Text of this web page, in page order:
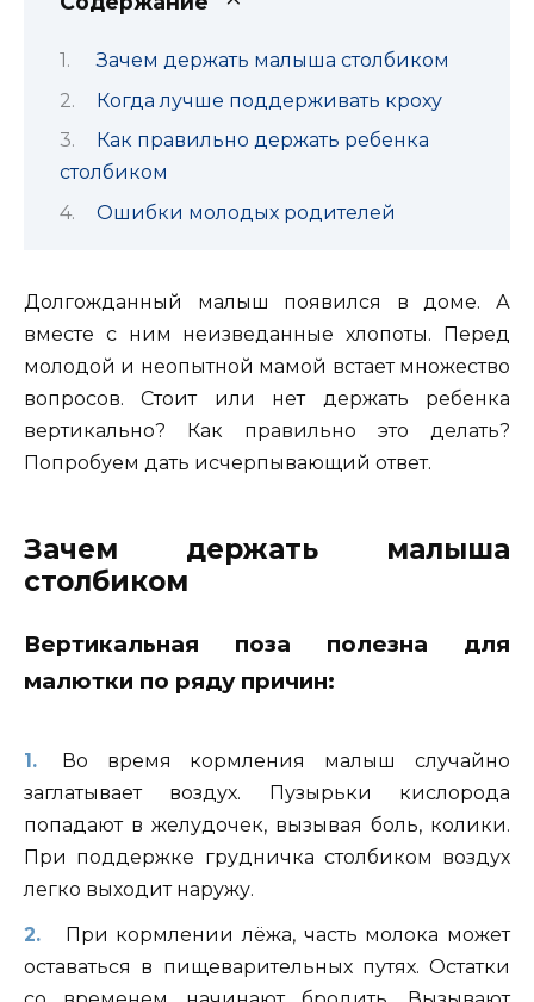
Зачем держать малыша столбиком
Когда лучше поддерживать кроху
Как правильно держать ребенка
столбиком
Ошибки молодых родителей
Долгожданный малыш появился в доме. А
вместе с ним неизведанные хлопоты. Перед
молодой и неопытной мамой встает множество
вопросов.Стоит или нет держать ребенка
вертикально? Как правильно это делать?
Попробуем дать исчерпывающий ответ.
Зачем держать малыша
столбиком
Вертикальная поза полезна для
малютки по ряду причин:
Во время кормления малыш случайно
заглатывает воздух. Пузырьки кислорода
попадают в желудочек, вызывая боль, колики.
При поддержке грудничка столбиком воздух
легко выходит наружу.
При кормлении лёжа, часть молока может
оставаться в пищеварительных путях. Остатки